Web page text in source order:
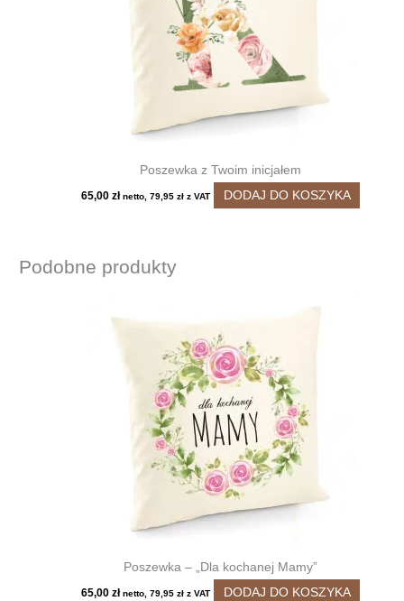
Poszewka z Twoim inicjałem
65,00zł netto,79,95zł z VAT DODAJ DO KOSZYKA
Podobne produkty
Poszewka – „Dla kochanej Mamy”
65,00zł netto,79,95zł z VAT DODAJ DO KOSZYKA